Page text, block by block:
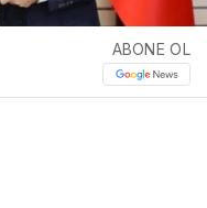
ABONE OL